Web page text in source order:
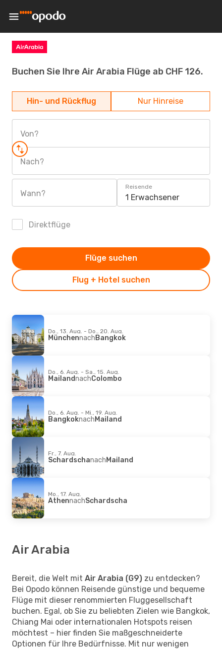
Buchen Sie Ihre Air Arabia Flüge ab CHF 126.
Hin- und Rückflug Nur Hinreise
Von?
Nach?
Wann?
Reisende
1 Erwachsener
Direktflüge
Flug + Hotel suchen
Flüge suchen
Do., 13. Aug. - Do., 20. Aug.
MünchennachBangkok
Do., 6. Aug. - Sa., 15. Aug.
MailandnachColombo
Do., 6. Aug. - Mi., 19. Aug.
BangkoknachMailand
Fr., 7. Aug.
SchardschanachMailand
Mo., 17. Aug.
AthennachSchardscha
Air Arabia
Bereit, die Welt mit Air Arabia (G9) zu entdecken?
Bei Opodo können Reisende günstige und bequeme
Flüge mit dieser renommierten Fluggesellschaft
buchen. Egal, ob Sie zu beliebten Zielen wie Bangkok,
Chiang Mai oder internationalen Hotspots reisen
möchtest – hier finden Sie maßgeschneiderte
Optionen für Ihre Bedürfnisse. Mit nur wenigen